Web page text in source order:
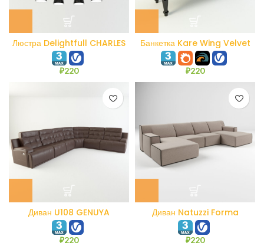
Люстра Delightfull CHARLES
SUSPENSION
₽220
Банкетка Kare Wing Velvet
Black
₽220
Диван U108 GENUYA
₽220
Диван Natuzzi Forma
₽220